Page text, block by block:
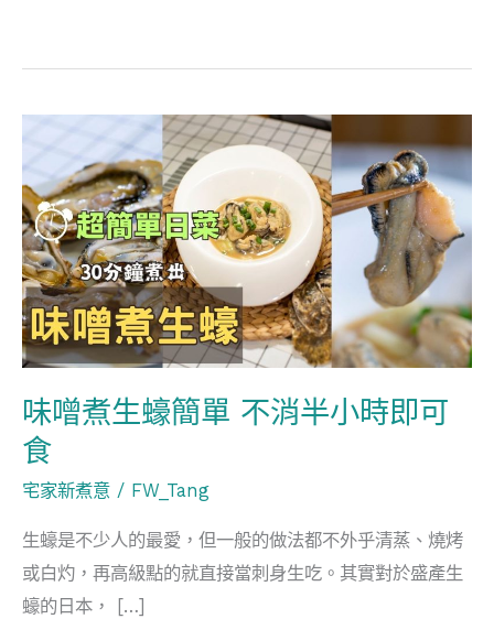
味噌煮生蠔簡單 不消半小時即可
食
宅家新煮意 / FW_Tang
生蠔是不少人的最愛，但一般的做法都不外乎清蒸、燒烤
或白灼，再高級點的就直接當刺身生吃。其實對於盛產生
蠔的日本， […]
噌
煮
生
蠔
簡
單
不
半
小
時
即
可
食